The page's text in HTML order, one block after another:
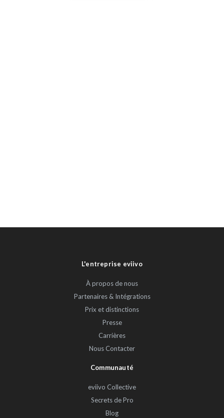
L'entreprise eviivo
À propos de nous
Partenaires & Intégrations
Prix et distinctions
Presse
Carrières
Nous Contacter
Communauté
eviivo Collective
Secrets de Pro
Blog